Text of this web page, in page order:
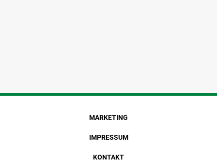
MARKETING
IMPRESSUM
KONTAKT